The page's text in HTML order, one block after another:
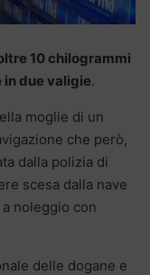
10 chilogrammi
due valigie.
moglie di un
che però,
dalla polizia di
scesa dalla nave
noleggio con
delle dogane e